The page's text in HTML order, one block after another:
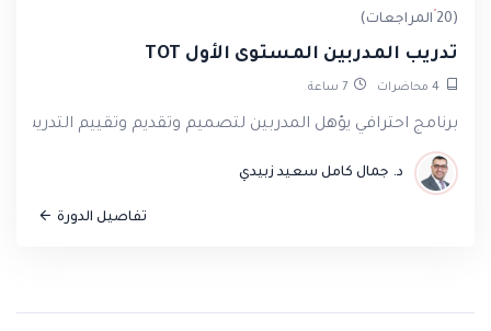
Baraa Ibrahim
A very distinguished course. Many thanks to the doctor
and the entire PTC ACADEMY team.
(20 المراجعات)
تدريب المدربين المستوى الأول TOT
4محاضرات 7 ساعة
برنامج احترافي يؤهل المدربين لتصميم وتقديم وتقييم
د. جمال كامل سعيد زبيدي
تفاصيل الدورة